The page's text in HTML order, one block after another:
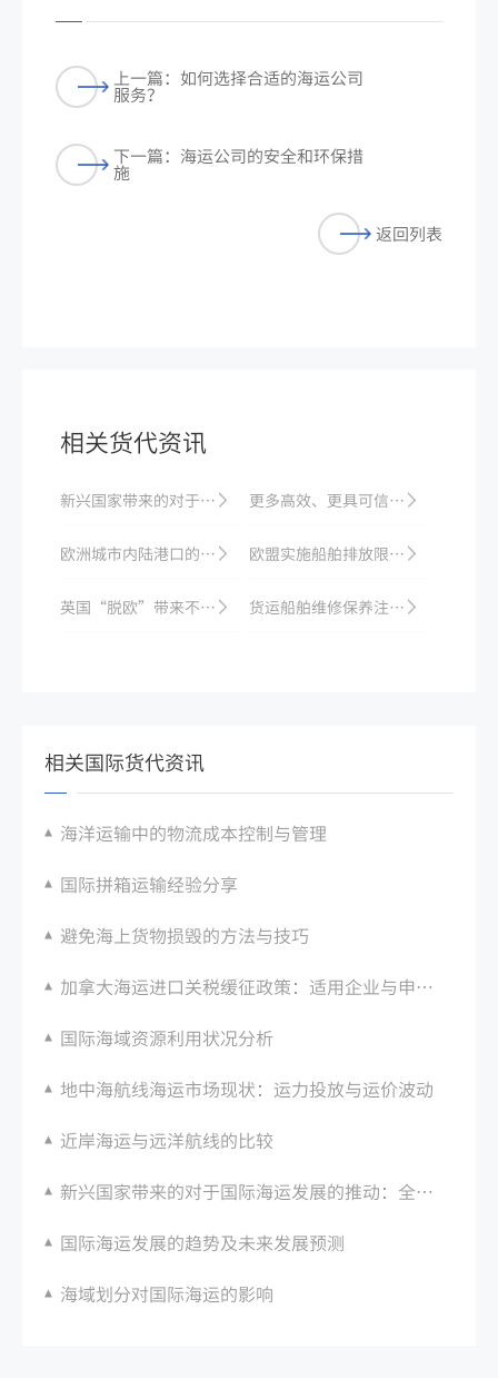
上一篇：如何选择合适的海运公司
服务？
下一篇：海运公司的安全和环保措
施
返回列表
相关货代资讯
新兴国家带来的对于国际海运发展的推动：全球化贸易规模持续扩张 更多高效、更具可信赖性的物流和配送方式
欧洲城市内陆港口的逆袭：越来越多海运货物通过内陆港口运输到达欧洲各地 欧盟实施船舶排放限制法规，严格控制船舶污染
英国“脱欧”带来不确定性，国际海运公司面临新挑战 货运船舶维修保养注意事项
相关国际货代资讯
海洋运输中的物流成本控制与管理
国际拼箱运输经验分享
避免海上货物损毁的方法与技巧
加拿大海运进口关税缓征政策：适用企业与申请条件
国际海域资源利用状况分析
地中海航线海运市场现状：运力投放与运价波动
近岸海运与远洋航线的比较
新兴国家带来的对于国际海运发展的推动：全球化贸易规模持续扩张
国际海运发展的趋势及未来发展预测
海域划分对国际海运的影响